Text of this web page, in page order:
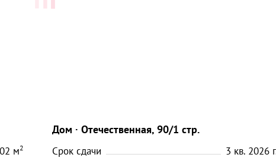
м2
Дом Отечественная, 90/1 стр.
Срок сдачи
3 кв. 2026